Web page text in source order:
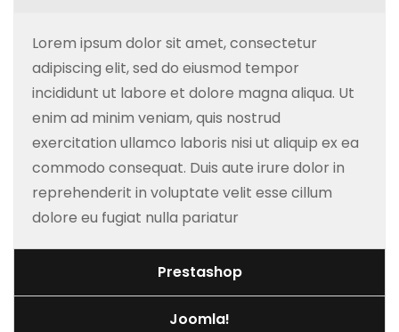
Lorem ipsum dolor sit amet, consectetur
adipiscing elit, sed do eiusmod tempor
incididunt ut labore et dolore magna aliqua. Ut
enim ad minim veniam, quis nostrud
exercitation ullamco laboris nisi ut aliquip ex ea
commodo consequat. Duis aute irure dolor in
reprehenderit in voluptate velit esse cillum
dolore eu fugiat nulla pariatur
Prestashop
Joomla!